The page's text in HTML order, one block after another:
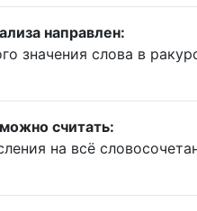
направлен:
значения слова в
считать:
на всё